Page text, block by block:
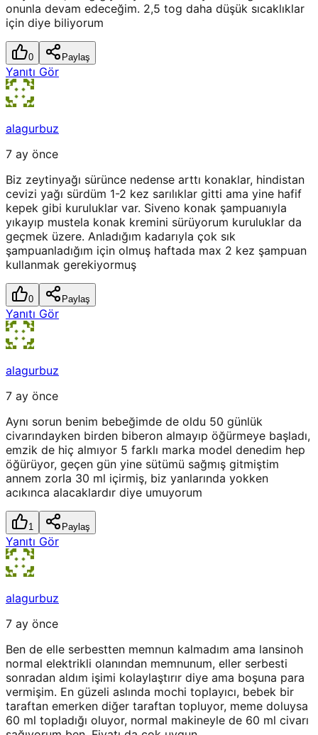
onunla devam edeceğim. 2,5 tog daha düşük sıcaklıklar
için diye biliyorum
0 Paylaş
Yanıtı Gör
alagurbuz
7 ay önce
Biz zeytinyağı sürünce nedense arttı konaklar, hindistan
cevizi yağı sürdüm 1-2 kez sarılıklar gitti ama yine hafif
kepek gibi kuruluklar var. Siveno konak şampuanıyla
yıkayıp mustela konak kremini sürüyorum kuruluklar da
geçmek üzere. Anladığım kadarıyla çok sık
şampuanladığım için olmuş haftada max 2 kez şampuan
kullanmak gerekiyormuş
0 Paylaş
Yanıtı Gör
alagurbuz
7 ay önce
Aynı sorun benim bebeğimde de oldu 50 günlük
civarındayken birden biberon almayıp öğürmeye başladı,
emzik de hiç almıyor 5 farklı marka model denedim hep
öğürüyor, geçen gün yine sütümü sağmış gitmiştim
annem zorla 30 ml içirmiş, biz yanlarında yokken
acıkınca alacaklardır diye umuyorum
1 Paylaş
Yanıtı Gör
alagurbuz
7 ay önce
Ben de elle serbestten memnun kalmadım ama lansinoh
normal elektrikli olanından memnunum, eller serbesti
sonradan aldım işimi kolaylaştırır diye ama boşuna para
vermişim. En güzeli aslında mochi toplayıcı, bebek bir
taraftan emerken diğer taraftan topluyor, meme doluysa
60 ml topladığı oluyor, normal makineyle de 60 ml civarı